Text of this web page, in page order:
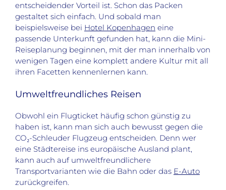
entscheidender Vorteil ist. Schon das Packen
gestaltet sich einfach. Und sobald man
beispielsweise bei Hotel Kopenhagen eine
passende Unterkunft gefunden hat, kann die Mini-
Reiseplanung beginnen, mit der man innerhalb von
wenigen Tagen eine komplett andere Kultur mit all
ihren Facetten kennenlernen kann.
Umweltfreundliches Reisen
Obwohl ein Flugticket häufig schon günstig zu
haben ist, kann man sich auch bewusst gegen die
CO₂-Schleuder Flugzeug entscheiden. Denn wer
eine Städtereise ins europäische Ausland plant,
kann auch auf umweltfreundlichere
Transportvarianten wie die Bahn oder das E-Auto
zurückgreifen.